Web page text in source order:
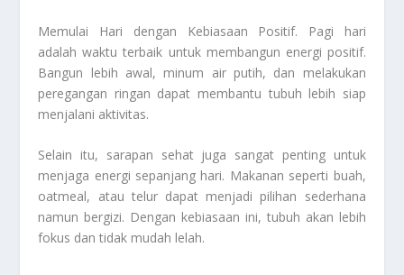
Memulai Hari dengan Kebiasaan Positif. Pagi hari
adalah waktu terbaik untuk membangun energi positif.
Bangun lebih awal, minum air putih, dan melakukan
peregangan ringan dapat membantu tubuh lebih siap
menjalani aktivitas.
Selain itu, sarapan sehat juga sangat penting untuk
menjaga energi sepanjang hari. Makanan seperti buah,
oatmeal, atau telur dapat menjadi pilihan sederhana
namun bergizi. Dengan kebiasaan ini, tubuh akan lebih
fokus dan tidak mudah lelah.